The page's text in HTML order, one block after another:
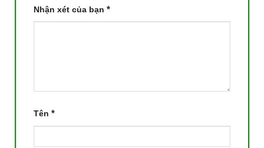
Nhận xét của bạn *
Tên *